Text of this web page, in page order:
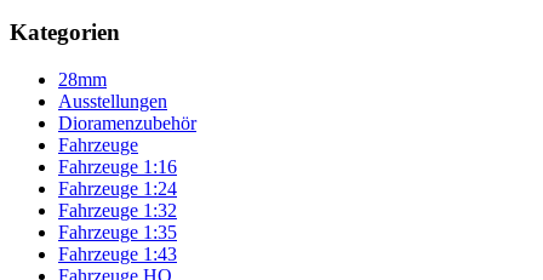
Kategorien
28mm
Ausstellungen
Dioramenzubehör
Fahrzeuge
Fahrzeuge 1:16
Fahrzeuge 1:24
Fahrzeuge 1:32
Fahrzeuge 1:35
Fahrzeuge 1:43